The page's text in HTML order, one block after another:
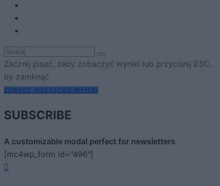
Zacznij pisać, żeby zobaczyć wyniki lub przyciśnij ESC,
by zamknąć
ZOBACZ WSZYSTKIE WYNIKI
SUBSCRIBE
A customizable modal perfect for newsletters
[mc4wp_form id="496"]